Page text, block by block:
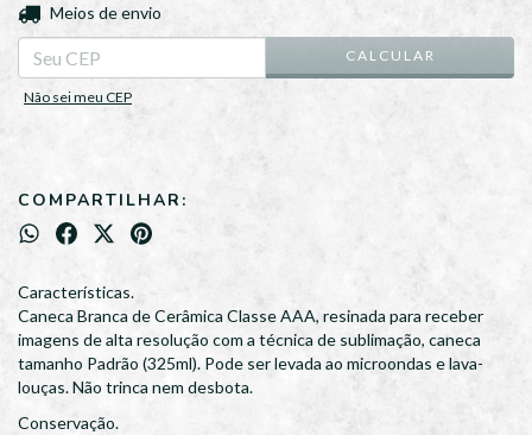
Entregas para o CEP:
Meios de envio
CALCULAR
Não sei meu CEP
COMPARTILHAR:
Características.
Caneca Branca de Cerâmica Classe AAA, resinada para receber
imagens de alta resolução com a técnica de sublimação, caneca
tamanho Padrão (325ml). Pode ser levada ao microondas e lava-
louças. Não trinca nem desbota.
Conservação.